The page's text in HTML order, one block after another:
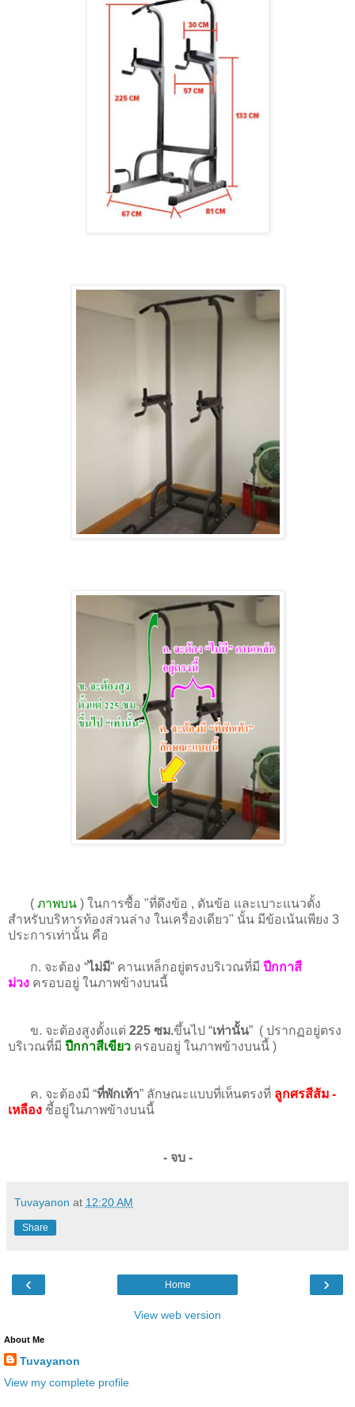
( ภาพบน ) ในการซื้อ "ที่ดึงข้อ , ดันข้อ และเบาะแนวตั้ง
สำหรับบริหารท้องส่วนล่าง ในเครื่องเดียว" นั้น มีข้อเน้นเพียง 3
ประการเท่านั้น คือ
ก. จะต้อง “ไม่มี” คานเหล็กอยู่ตรงบริเวณที่มี ปีกกาสี
ม่วง ครอบอยู่ ในภาพข้างบนนี้
ข. จะต้องสูงตั้งแต่ 225 ซม.ขึ้นไป “เท่านั้น” ( ปรากฏอยู่ตรง
บริเวณที่มี ปีกกาสีเขียว ครอบอยู่ ในภาพข้างบนนี้ )
ค. จะต้องมี “ที่พักเท้า” ลักษณะแบบที่เห็นตรงที่ ลูกศรสีส้ม -
เหลือง ชี้อยู่ในภาพข้างบนนี้
- จบ -
Tuvayanon at 12:20 AM
Share
‹ ›
Home
View web version
About Me
Tuvayanon
View my complete profile